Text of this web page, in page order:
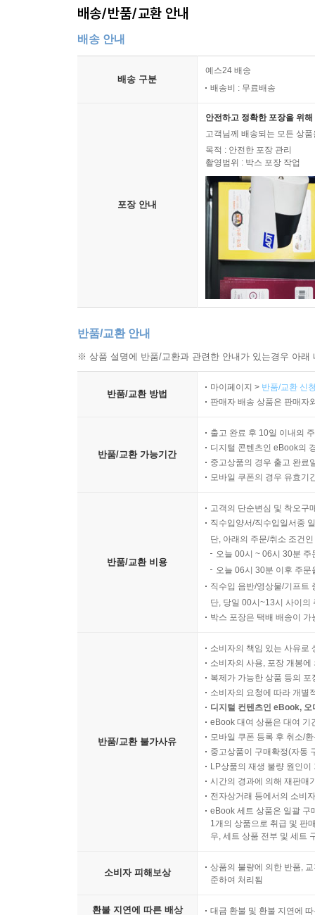
배송/반품/교환 안내
배송 안내
배송 구분
예스24 배송
배송비 : 무료배송
포장 안내
안전하고 정확한 포장을 위
고객님께 배송되는 모든 상
목적 : 안전한 포장 관리
촬영범위 : 박스 포장 작업
반품/교환 안내
※ 상품 설명에 반품/교환과 관련한 안내가 있는경우 아
반품/교환 방법
마이페이지 > 반품/교환 신
판매자 배송 상품은 판매자
반품/교환 가능기간
출고 완료 후 10일 이내의
디지털 콘텐츠인 eBook의
중고상품의 경우 출고 완료
모바일 쿠폰의 경우 유효기
반품/교환 비용
고객의 단순변심 및 착오구
직수입양서/직수입일서중
단, 아래의 주문/취소 조건
오늘 00시 ~ 06시 30분
오늘 06시 30분 이후 주
직수입 음반/영상물/기프트
단, 당일 00시~13시 사이의
박스 포장은 택배 배송이
반품/교환 불가사유
소비자의 책임 있는 사유로
소비자의 사용, 포장 개봉
복제가 가능한 상품 등의
소비자의 요청에 따라 개별
디지털 컨텐츠인 eBook,
eBook 대여 상품은 대여 기
모바일 쿠폰 등록 후 취소/
중고상품이 구매확정(자동
LP상품의 재생 불량 원인
시간의 경과에 의해 재판매
전자상거래 등에서의 소비
eBook 세트 상품은 일괄 구
1개의 상품으로 취급 및 판
우, 세트 상품 전부 및 세트
소비자 피해보상
상품의 불량에 의한 반품,
준하여 처리됨
환불 지연에 따른 배상 대금 환불 및 환불 지연에